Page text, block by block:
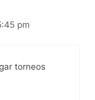
pm
torneos